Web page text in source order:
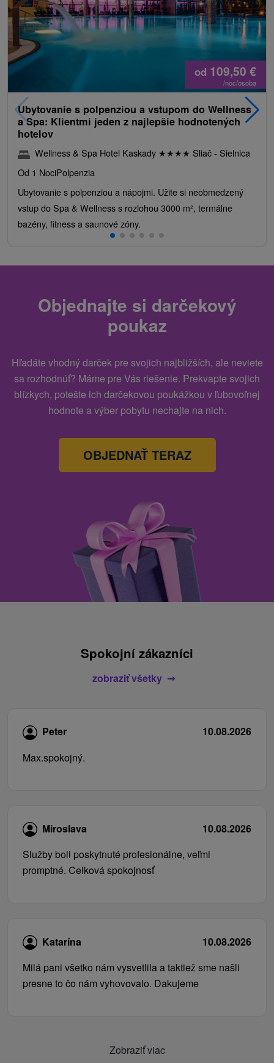
od 109,50 €
/noc/osoba
Ubytovanie s polpenziou a vstupom do Wellness
a Spa: Klientmi jeden z najlepšie hodnotených
hotelov
Wellness & Spa Hotel Kaskady ★★★★ Sliač - Sielnica
Od 1 NociPolpenzia
Ubytovanie s polpenziou a nápojmi. Užite si neobmedzený
vstup do Spa & Wellness s rozlohou 3000 m², termálne
bazény, fitness a saunové zóny.
Objednajte si darčekový
poukaz
Hľadáte vhodný darček pre svojich najbližších, ale neviete
sa rozhodnúť? Máme pre Vás riešenie. Prekvapte svojich
blízkych, potešte ich darčekovou poukážkou v ľubovoľnej
hodnote a výber pobytu nechajte na nich.
OBJEDNAŤ TERAZ
Spokojní zákazníci
zobraziť všetky
Peter
10.08.2026
Max.spokojný.
Miroslava
10.08.2026
Služby boli poskytnuté profesionálne, veľmi
promptné. Celková spokojnosť
Katarína
10.08.2026
Milá pani všetko nám vysvetlila a taktiež sme našli
presne to čo nám vyhovovalo. Dakujeme
Zobraziť viac